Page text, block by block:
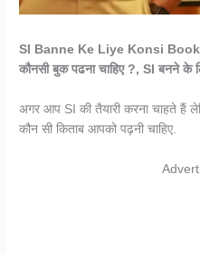
SI Banne Ke Liye Konsi
कौनसी बुक पढना चाहिए ?, SI बनने के
अगर आप SI की तैयारी करना चाहते हैं
कौन सी किताब आपको पढ़नी चाहिए.